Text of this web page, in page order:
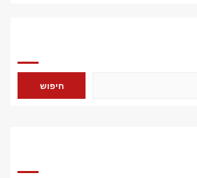
חיפוש